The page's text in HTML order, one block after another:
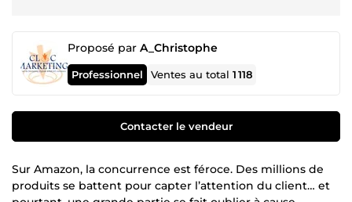
Proposé par A_Christophe
Professionnel Ventes au total1 118
Contacter le vendeur
Sur Amazon, la concurrence est féroce. Des millions de
produits se battent pour capter l’attention du client… et